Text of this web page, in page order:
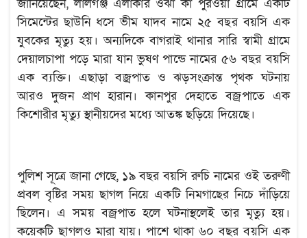
জানিয়েছেন, লালগঞ্জ এলাকার ওঝা কা পুরওয়া গ্রামে একটি
সিমেন্টের ছাউনি ধসে ভীম যাদব নামে ২৫ বছর বয়সি এক
যুবকের মৃত্যু হয়। অন্যদিকে বাগরাই থানার সারি স্বামী গ্রামে
দেয়ালচাপা পড়ে মারা যান ভুষণ পান্ডে নামের ৫৬ বছর বয়সি
এক ব্যক্তি। এছাড়া বজ্রপাত ও ঝড়সংক্রান্ত পৃথক ঘটনায়
আরও দুজন প্রাণ হারান। কানপুর দেহাতে বজ্রপাতে এক
কিশোরীর মৃত্যু স্থানীয়দের মধ্যে আতঙ্ক ছড়িয়ে দিয়েছে।
পুলিশ সূত্রে জানা গেছে, ১৯ বছর বয়সি রুচি নামের ওই তরুণী
প্রবল বৃষ্টির সময় ছাগল নিয়ে একটি নিমগাছের নিচে দাঁড়িয়ে
ছিলেন। এ সময় বজ্রপাত হলে ঘটনাস্থলেই তার মৃত্যু হয়।
কয়েকটি ছাগলও মারা যায়। পাশে থাকা ৬০ বছর বয়সি এক